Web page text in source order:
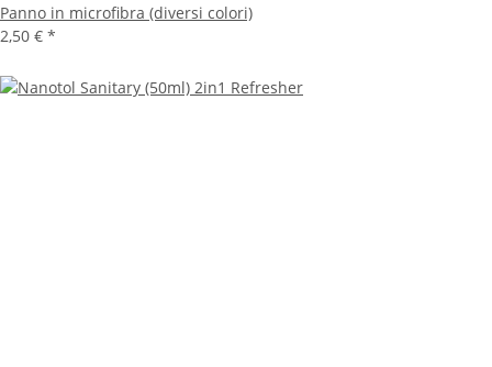
Panno in microfibra (diversi colori)
2,50 € *